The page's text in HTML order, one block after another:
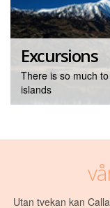
Excursions
There is so much
islands
Utan tvekan kan